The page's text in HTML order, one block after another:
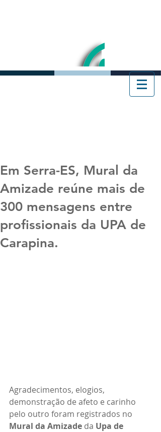
Em Serra-ES, Mural da
Amizade reúne mais de
300 mensagens entre
profissionais da UPA de
Carapina.
Agradecimentos, elogios,
demonstração de afeto e carinho
pelo outro foram registrados no
Mural da Amizade da Upa de